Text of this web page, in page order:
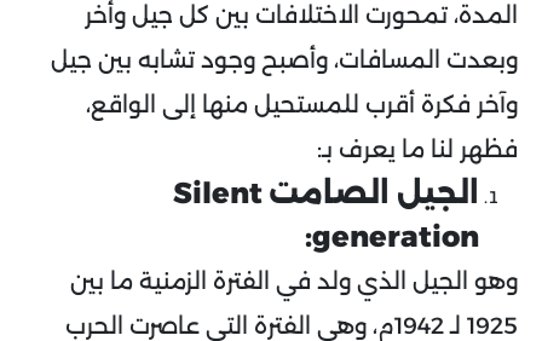
المدة، تمحورت الاختلافات بين كل جيل وأخر
وبعدت المسافات، وأصبح وجود تشابه بين جيل
وآخر فكرة أقرب للمستحيل منها إلى الواقع،
فظهر لنا ما يعرف بـ:
الجيل الصامت Silent
generation:
وهو الجيل الذي ولد في الفترة الزمنية ما بين
1925 لـ 1942م، وهي الفترة التي عاصرت الحرب